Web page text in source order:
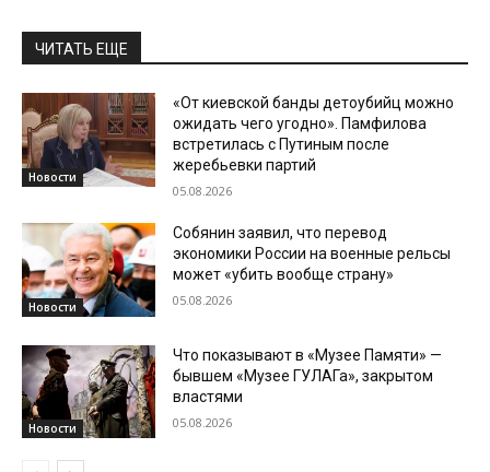
ЧИТАТЬ ЕЩЕ
Новости
«От киевской банды детоубийц можно
ожидать чего угодно». Памфилова
встретилась с Путиным после
жеребьевки партий
05.08.2026
Новости
Собянин заявил, что перевод
экономики России на военные рельсы
может «убить вообще страну»
05.08.2026
Новости
Что показывают в «Музее Памяти» —
бывшем «Музее ГУЛАГа», закрытом
властями
05.08.2026